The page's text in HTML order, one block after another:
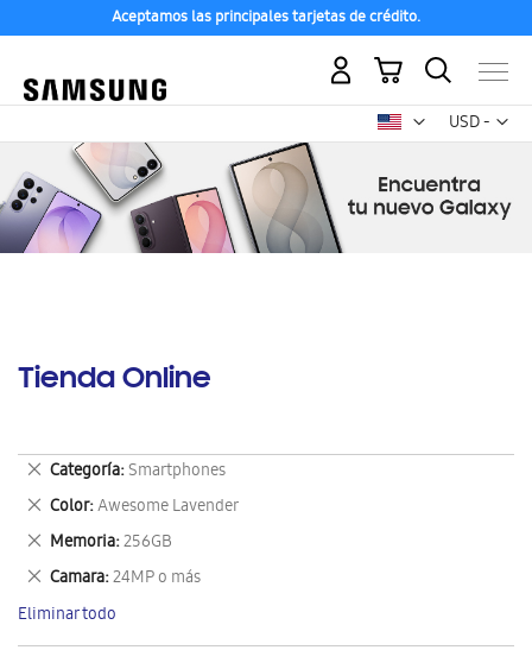
Aceptamos las principales tarjetas de crédito.
USD -
dólar
Mi carrito
Tienda Online
Categoría Smartphones
Eliminar
este
artículo
Color Awesome Lavender
Eliminar
este
artículo
Memoria 256GB
Eliminar
este
artículo
Camara 24MP o más
Eliminar
este
artículo
Eliminar todo